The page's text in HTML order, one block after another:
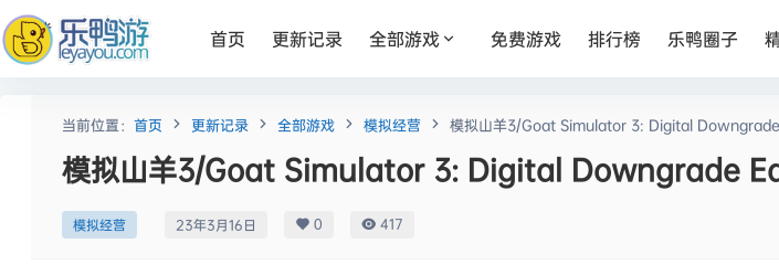
首页 更新记录 全部游戏 免费游戏 排行榜 乐鸭圈子
当前位置： 首页 更新记录 全部游戏 模拟经营 模拟山羊3/Goat Simulator 3: Digital
模拟山羊3/Goat Simulator 3: Digital Downgrade
模拟经营 23年3月16日 0 417